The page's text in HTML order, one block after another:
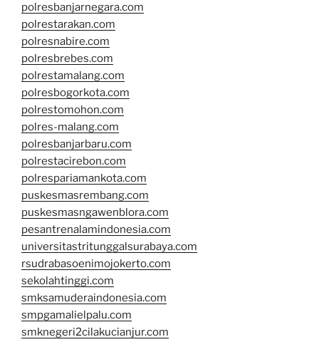
polresbanjarnegara.com
polrestarakan.com
polresnabire.com
polresbrebes.com
polrestamalang.com
polresbogorkota.com
polrestomohon.com
polres-malang.com
polresbanjarbaru.com
polrestacirebon.com
polrespariamankota.com
puskesmasrembang.com
puskesmasngawenblora.com
pesantrenalamindonesia.com
universitastritunggalsurabaya.com
rsudrabasoenimojokerto.com
sekolahtinggi.com
smksamuderaindonesia.com
smpgamalielpalu.com
smknegeri2cilakucianjur.com